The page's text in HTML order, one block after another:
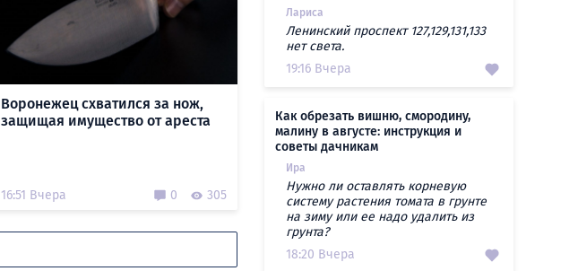
Воронежец схватился за нож,
защищая имущество от ареста
16:51 Вчера 0 305
Лариса
Ленинский проспект 127,129,131,133
нет света.
19:16 Вчера
Как обрезать вишню, смородину,
малину в августе: инструкция и
советы дачникам
Ира
Нужно ли оставлять корневую
систему растения томата в грунте
на зиму или ее надо удалить из
грунта?
18:20 Вчера